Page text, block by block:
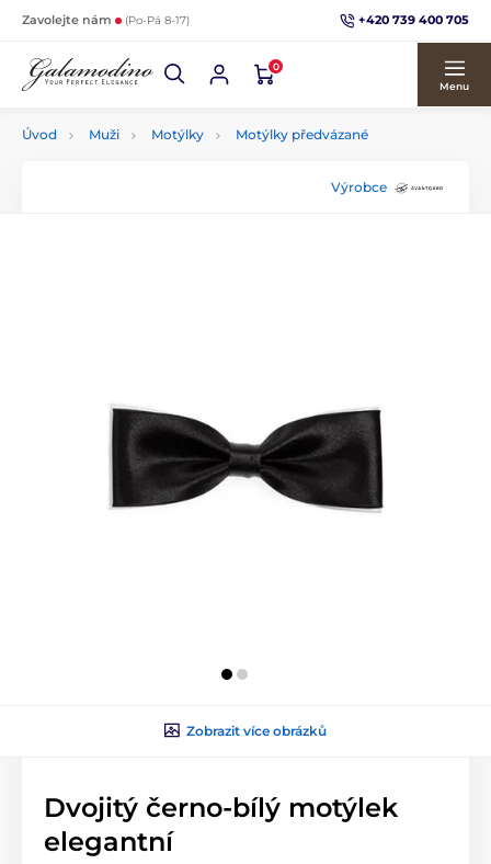
Zavolejte nám (Po-Pá 8-17) +420 739 400 705
0
Menu
Úvod Muži Motýlky Motýlky předvázané
Výrobce
Zobrazit více obrázků
Dvojitý černo-bílý motýlek
elegantní